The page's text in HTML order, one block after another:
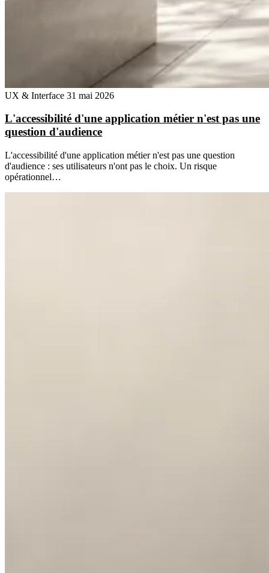
UX & Interface 31 mai 2026
L'accessibilité d'une application métier n'est pas une
question d'audience
L'accessibilité d'une application métier n'est pas une question
d'audience : ses utilisateurs n'ont pas le choix. Un risque
opérationnel…